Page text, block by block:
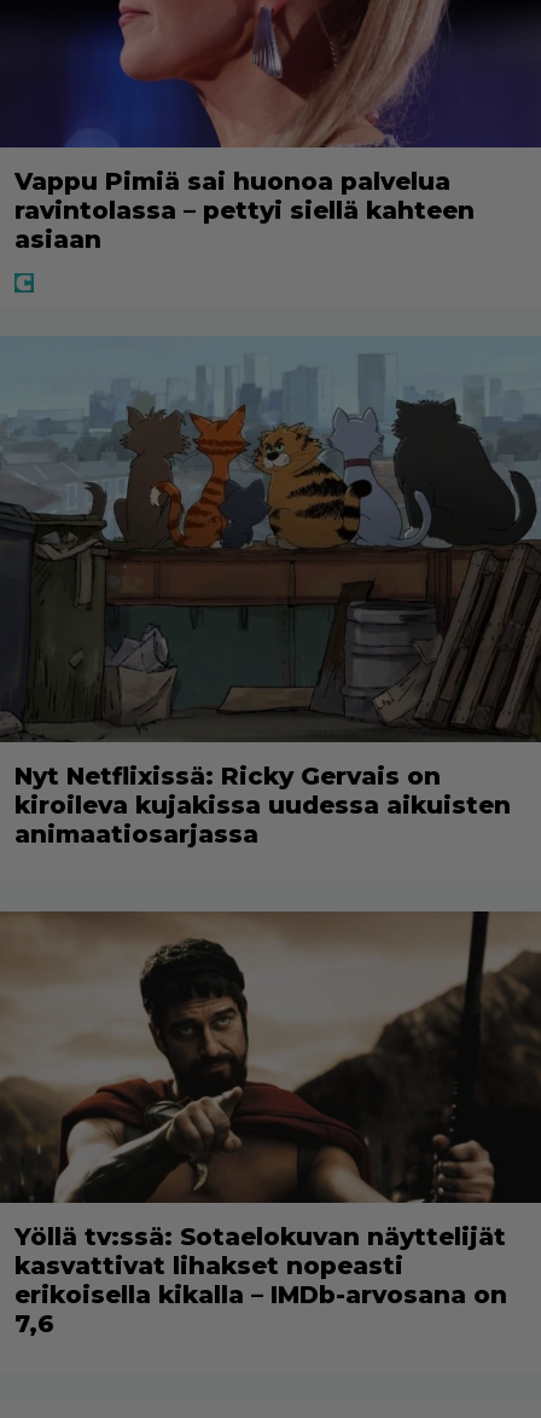
Vappu Pimiä sai huonoa palvelua
ravintolassa – pettyi siellä kahteen
asiaan
Nyt Netflixissä: Ricky Gervais on
kiroileva kujakissa uudessa aikuisten
animaatiosarjassa
Yöllä tv:ssä: Sotaelokuvan näyttelijät
kasvattivat lihakset nopeasti
erikoisella kikalla – IMDb-arvosana on
7,6